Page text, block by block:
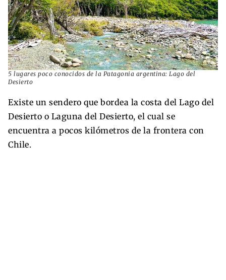
5 lugares poco conocidos de la Patagonia argentina: Lago del
Desierto
Existe un sendero que bordea la costa del Lago del
Desierto o Laguna del Desierto, el cual se
encuentra a pocos kilómetros de la frontera con
Chile.